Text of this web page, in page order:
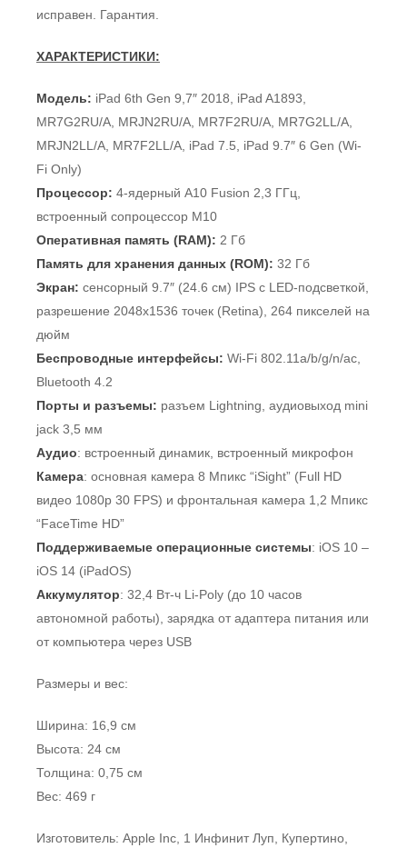
исправен. Гарантия.
ХАРАКТЕРИСТИКИ:
Модель: iPad 6th Gen 9,7″ 2018, iPad A1893,
MR7G2RU/A, MRJN2RU/A, MR7F2RU/A, MR7G2LL/A,
MRJN2LL/A, MR7F2LL/A, iPad 7.5, iPad 9.7″ 6 Gen (Wi-
Fi Only)
Процессор: 4-ядерный A10 Fusion 2,3 ГГц,
встроенный сопроцессор М10
Оперативная память (RAM): 2 Гб
Память для хранения данных (ROM): 32 Гб
Экран: сенсорный 9.7″ (24.6 см) IPS с LED-подсветкой,
разрешение 2048х1536 точек (Retina), 264 пикселей на
дюйм
Беспроводные интерфейсы: Wi-Fi 802.11a/b/g/n/ac,
Bluetooth 4.2
Порты и разъемы: разъем Lightning, аудиовыход mini
jack 3,5 мм
Аудио: встроенный динамик, встроенный микрофон
Камера: основная камера 8 Мпикс “iSight” (Full HD
видео 1080p 30 FPS) и фронтальная камера 1,2 Мпикс
“FaceTime HD”
Поддерживаемые операционные системы: iOS 10 –
iOS 14 (iPadOS)
Аккумулятор: 32,4 Вт-ч Li-Poly (до 10 часов
автономной работы), зарядка от адаптера питания или
от компьютера через USB
Размеры и вес:
Ширина: 16,9 см
Высота: 24 см
Толщина: 0,75 см
Вес: 469 г
Изготовитель: Apple Inc, 1 Инфинит Луп, Купертино,